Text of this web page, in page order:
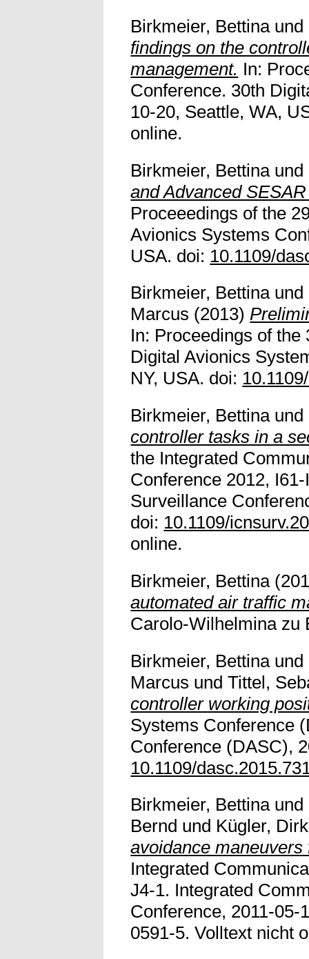
Birkmeier, Bettinaund
findings on the
management. In:
Conference. 30th
10-20, Seattle, WA,
online.
Birkmeier, Bettinaund
and Advanced
Proceeedings of the
Avionics Systems
USA. doi: 10.1109/
Birkmeier, Bettinaund
Marcus (2013)
In: Proceedings of
Digital Avionics
NY, USA. doi:
Birkmeier, Bettinaund
controller tasks in a
the Integrated
Conference 2012,
Surveillance
doi: 10.1109/
online.
Birkmeier, Bettina
automated air traffic
Carolo-Wilhelmina zu
Birkmeier, Bettinaund
Marcus undTittel,
controller working
Systems Conference
Conference (DASC),
10.1109/
Birkmeier, Bettinaund
Bernd und Kügler, Dirk
avoidance
Integrated
J4-1. Integrated
Conference, 2011-05-
0591-5. Volltext nicht